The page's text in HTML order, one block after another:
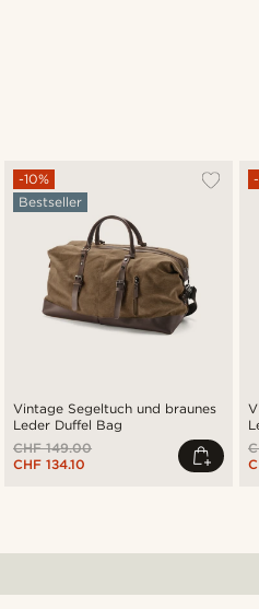
Vintage Segeltuch und braunes
Leder Duffel Bag
-10%
Bestseller
CHF 149.00
CHF 134.10